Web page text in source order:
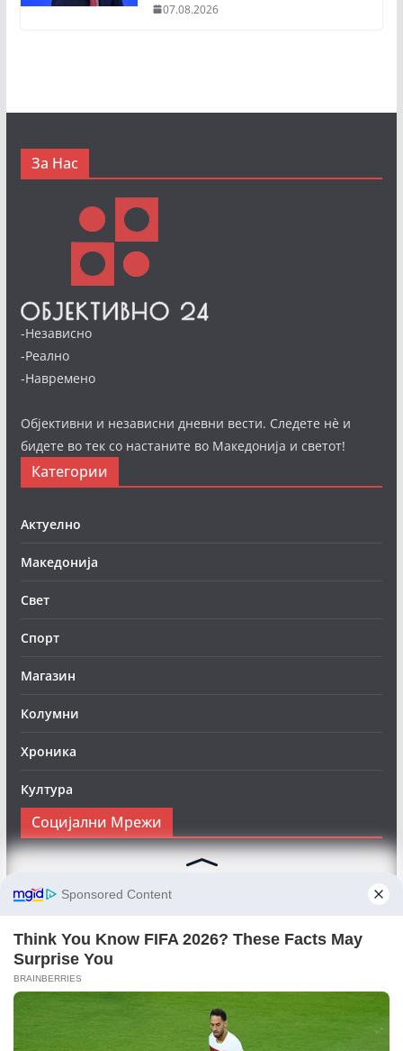
07.08.2026
За Нас
-Независно
-Реално
-Навремено
Објективни и независни дневни вести. Следете нè и
бидете во тек со настаните во Македонија и светот!
Категории
Актуелно
Македонија
Свет
Спорт
Магазин
Колумни
Хроника
Култура
Социјални Мрежи
Следете нè на Фејсбук за да сте во тек со најновите